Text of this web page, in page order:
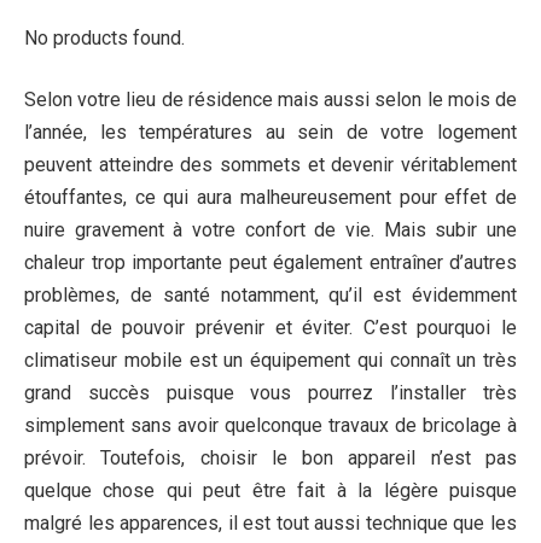
No products found.
Selon votre lieu de résidence mais aussi selon le mois de
l’année, les températures au sein de votre logement
peuvent atteindre des sommets et devenir véritablement
étouffantes, ce qui aura malheureusement pour effet de
nuire gravement à votre confort de vie. Mais subir une
chaleur trop importante peut également entraîner d’autres
problèmes, de santé notamment, qu’il est évidemment
capital de pouvoir prévenir et éviter. C’est pourquoi le
climatiseur mobile est un équipement qui connaît un très
grand succès puisque vous pourrez l’installer très
simplement sans avoir quelconque travaux de bricolage à
prévoir. Toutefois, choisir le bon appareil n’est pas
quelque chose qui peut être fait à la légère puisque
malgré les apparences, il est tout aussi technique que les